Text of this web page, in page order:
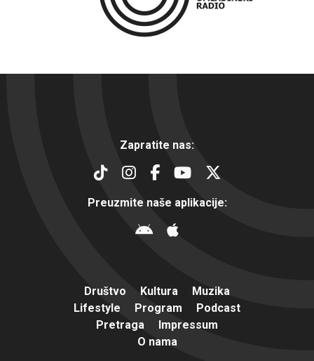
Zapratite nas:
Preuzmite naše aplikacije:
Društvo Kultura
Muzika
Lifestyle
Program
Podcast
Pretraga
Impressum
O nama